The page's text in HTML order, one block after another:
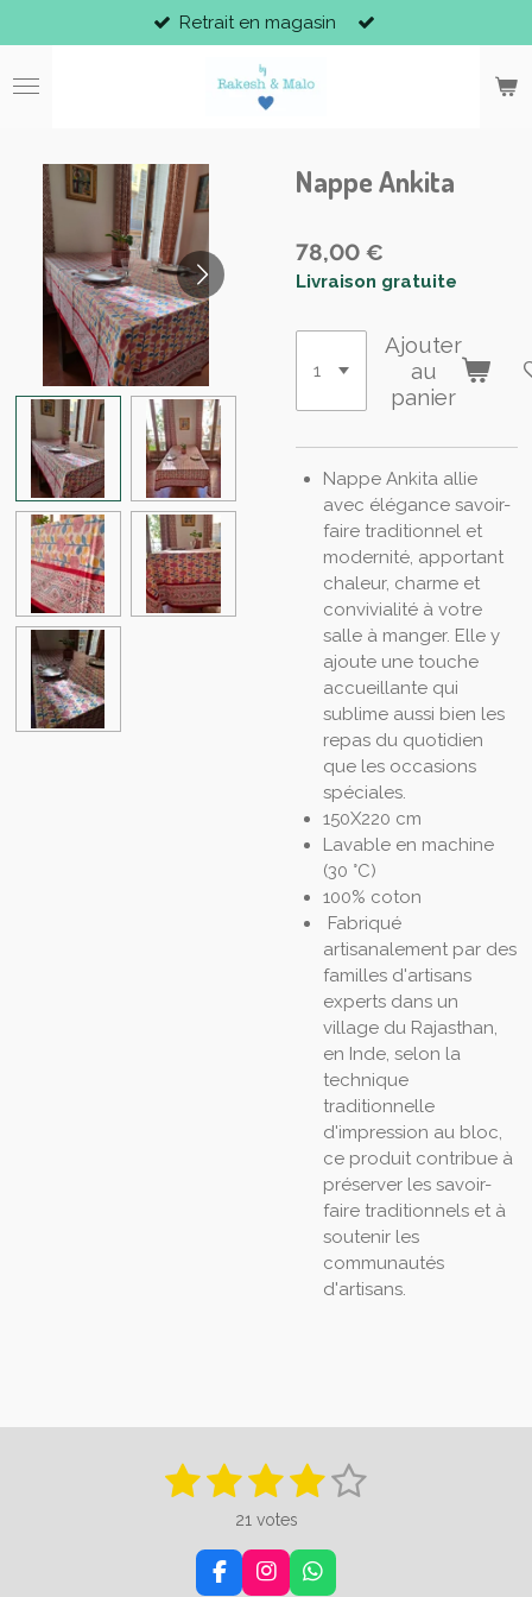
au
contenu
Retrait en magasin
Nappe Ankita
78,00 €
Livraison gratuite
Ajouter
au
panier
Nappe Ankita allie
avec élégance savoir-
faire traditionnel et
modernité, apportant
chaleur, charme et
convivialité à votre
salle à manger. Elle y
ajoute une touche
accueillante qui
sublime aussi bien les
repas du quotidien
que les occasions
spéciales.
150X220 cm
Lavable en machine
(30 °C)
100% coton
Fabriqué
artisanalement par des
familles d'artisans
experts dans un
village du Rajasthan,
en Inde, selon la
technique
traditionnelle
d'impression au bloc,
ce produit contribue à
préserver les savoir-
faire traditionnels et à
soutenir les
communautés
d'artisans.
1
2
t
3
é
t
4
é
t
5
t
21 votes
F
I
W